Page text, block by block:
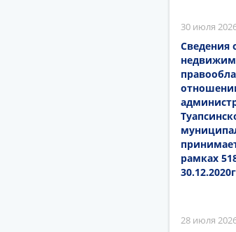
30 июля
Сведения
рамках
28 июля